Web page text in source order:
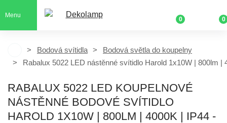
Menu
0 0
Bodová svítidla
Bodová světla do koupelny
Rabalux 5022 LED nástěnné svítidlo Harold 1x10W | 800lm |
RABALUX 5022 LED KOUPELNOVÉ
NÁSTĚNNÉ BODOVÉ SVÍTIDLO
HAROLD 1X10W | 800LM | 4000K | IP44 -